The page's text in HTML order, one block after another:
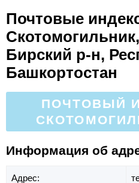
Почтовые
Бирский р-н,
Башкортостан
ПОЧТОВЫЙ
Информация об
Адрес: